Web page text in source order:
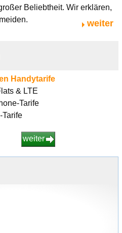
Beliebtheit. Wir erklären,
weiter
Handytarife
& LTE
Tarife
Tarife
weiter